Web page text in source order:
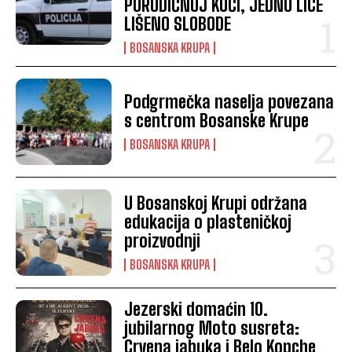
PORODIČNOJ KUĆI, JEDNO LICE
LIŠENO SLOBODE
BOSANSKA KRUPA
Podgrmečka naselja povezana
s centrom Bosanske Krupe
BOSANSKA KRUPA
U Bosanskoj Krupi održana
edukacija o plasteničkoj
proizvodnji
BOSANSKA KRUPA
Jezerski domaćin 10.
jubilarnog Moto susreta:
Crvena jabuka i Belo Kopche